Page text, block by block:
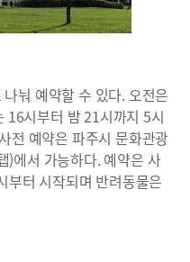
눠 예약할 수 있다. 오전은
16시부터 밤 21시까지 5시
전 예약은 파주시 문화관광
)에서 가능하다. 예약은 사
부터 시작되며 반려동물은